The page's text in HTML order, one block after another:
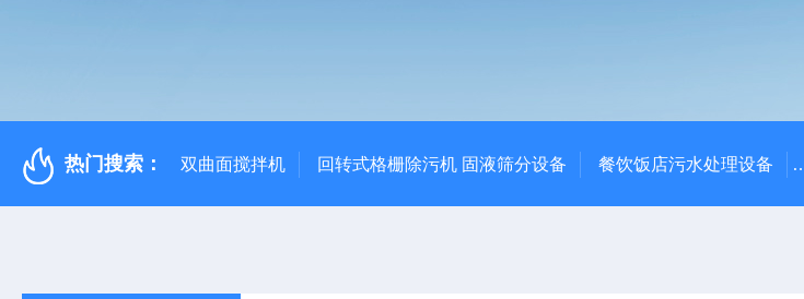
热门搜索： 双曲面搅拌机 回转式格栅除污机 固液筛分设备 餐饮饭店污水处理设备